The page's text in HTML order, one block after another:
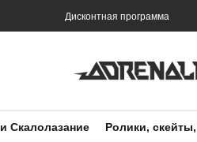
Дисконтная программа
Скалолазание Ролики,